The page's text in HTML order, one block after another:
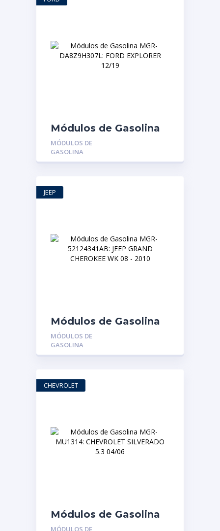
Módulos de Gasolina
MGR-DA8Z9H307L:
FORD EXPLORER
12/19
MÓDULOS DE
GASOLINA
Módulos de Gasolina
MGR-52124341AB:
JEEP GRAND
CHEROKEE WK 08 –
MÓDULOS DE
GASOLINA
JEEP
Módulos de Gasolina
MGR-MU1314:
MÓDULOS DE
CHEVROLET